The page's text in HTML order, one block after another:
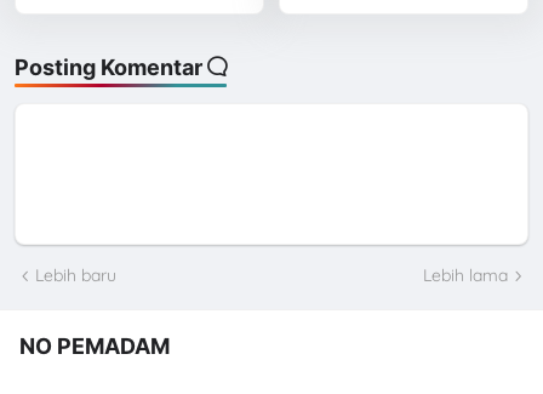
Posting Komentar
Lebih baru Lebih lama
NO PEMADAM